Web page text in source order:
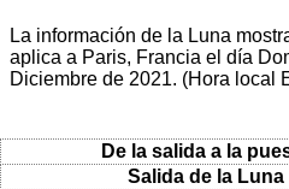
La información de la Luna
aplica a Paris, Francia el día
Diciembre de 2021. (Hora local
De la salida a la
Salida de la Luna